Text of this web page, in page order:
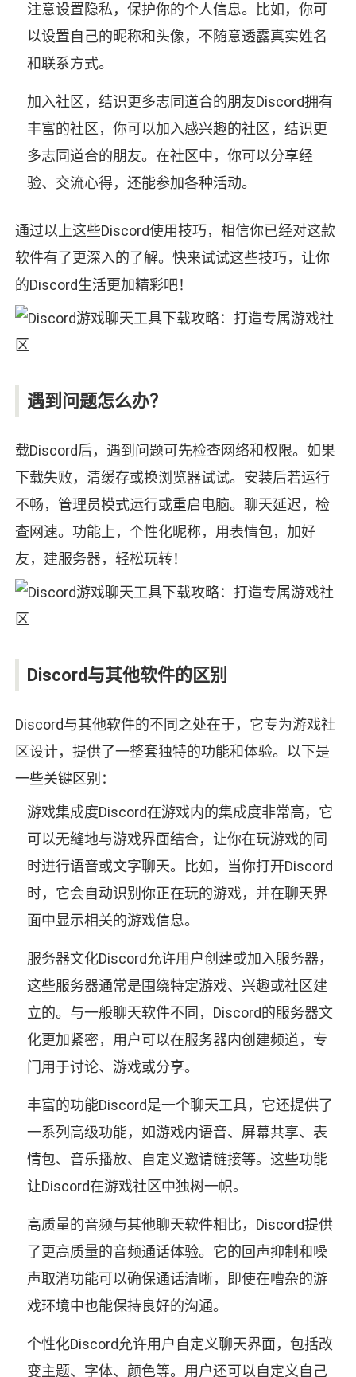
注意设置隐私，保护你的个人信息。比如，你可
以设置自己的昵称和头像，不随意透露真实姓名
和联系方式。
加入社区，结识更多志同道合的朋友Discord拥有
丰富的社区，你可以加入感兴趣的社区，结识更
多志同道合的朋友。在社区中，你可以分享经
验、交流心得，还能参加各种活动。
通过以上这些Discord使用技巧，相信你已经对这款
软件有了更深入的了解。快来试试这些技巧，让你
的Discord生活更加精彩吧！
遇到问题怎么办？
载Discord后，遇到问题可先检查网络和权限。如果
下载失败，清缓存或换浏览器试试。安装后若运行
不畅，管理员模式运行或重启电脑。聊天延迟，检
查网速。功能上，个性化昵称，用表情包，加好
友，建服务器，轻松玩转！
Discord与其他软件的区别
Discord与其他软件的不同之处在于，它专为游戏社
区设计，提供了一整套独特的功能和体验。以下是
一些关键区别：
游戏集成度Discord在游戏内的集成度非常高，它
可以无缝地与游戏界面结合，让你在玩游戏的同
时进行语音或文字聊天。比如，当你打开Discord
时，它会自动识别你正在玩的游戏，并在聊天界
面中显示相关的游戏信息。
服务器文化Discord允许用户创建或加入服务器，
这些服务器通常是围绕特定游戏、兴趣或社区建
立的。与一般聊天软件不同，Discord的服务器文
化更加紧密，用户可以在服务器内创建频道，专
门用于讨论、游戏或分享。
丰富的功能Discord是一个聊天工具，它还提供了
一系列高级功能，如游戏内语音、屏幕共享、表
情包、音乐播放、自定义邀请链接等。这些功能
让Discord在游戏社区中独树一帜。
高质量的音频与其他聊天软件相比，Discord提供
了更高质量的音频通话体验。它的回声抑制和噪
声取消功能可以确保通话清晰，即使在嘈杂的游
戏环境中也能保持良好的沟通。
个性化Discord允许用户自定义聊天界面，包括改
变主题、字体、颜色等。用户还可以自定义自己